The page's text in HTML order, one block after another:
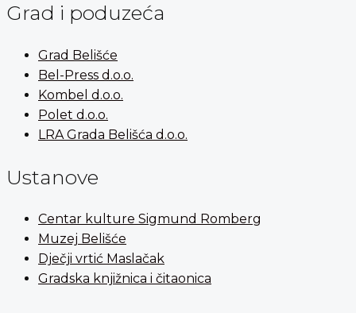
Grad i poduzeća
Grad Belišće
Bel-Press d.o.o.
Kombel d.o.o.
Polet d.o.o.
LRA Grada Belišća d.o.o.
Ustanove
Centar kulture Sigmund Romberg
Muzej Belišće
Dječji vrtić Maslačak
Gradska knjižnica i čitaonica